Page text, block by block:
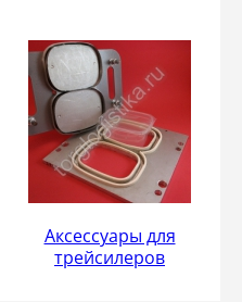
Аксессуары для
трейсилеров